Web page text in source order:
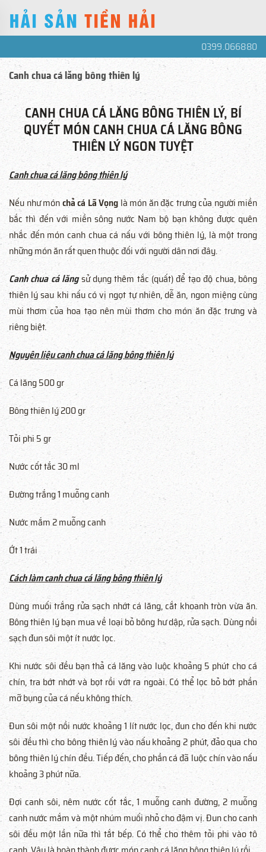
0399.066880
Canh chua cá lăng bông thiên lý
CANH CHUA CÁ LĂNG BÔNG THIÊN LÝ, BÍ
QUYẾT MÓN CANH CHUA CÁ LĂNG BÔNG
THIÊN LÝ NGON TUYỆT
Canh chua cá lăng bông thiên lý
Nếu như mónchả cá Lã Vọng là món ăn đặc trưng của người miền
bắc thì đến với miền sông nước Nam bộ bạn không được quên
nhắc đến món canh chua cá nấu với bông thiên lý, là một trong
những món ăn rất quen thuộc đối với người dân nơi đây.
Canh chua cá lăngsử dụng thêm tắc (quất) để tạo độ chua, bông
thiên lý sau khi nấu có vị ngọt tự nhiên, dễ ăn, ngon miệng cùng
mùi thơm của hoa tạo nên mùi thơm cho món ăn đặc trưng và
riêng biệt.
Nguyên liệu canh chua cá lăng bông thiên lý
Cá lăng 500 gr
Bông thiên lý 200 gr
Tỏi phi 5 gr
Nước cốt tắc 30 ml
Đường trắng 1 muỗng canh
Nước mắm 2 muỗng canh
Ớt 1 trái
Cách làm canh chua cá lăng bông thiên lý
Dùng muối trắng rửa sạch nhớt cá lăng, cắt khoanh tròn vừa ăn.
Bông thiên lý bạn mua về loại bỏ bông hư dập, rửa sạch. Dùng nồi
sạch đun sôi một ít nước lọc.
Khi nước sôi đều bạn thả cá lăng vào luộc khoảng 5 phút cho cá
chín, tra bớt nhớt và bọt rồi vớt ra ngoài. Có thể lọc bỏ bớt phần
mỡ bụng của cá nếu không thích.
Đun sôi một nồi nước khoảng 1 lít nước lọc, đun cho đến khi nước
sôi đều thì cho bông thiên lý vào nấu khoảng 2 phút, đảo qua cho
bông thiên lý chín đều. Tiếp đến, cho phần cá đã luộc chín vào nấu
khoảng 3 phút nữa.
Đợi canh sôi, nêm nước cốt tắc, 1 muỗng canh đường, 2 muỗng
canh nước mắm và một nhúm muối nhỏ cho đậm vị. Đun cho canh
sôi đều một lần nữa thì tắt bếp. Có thể cho thêm tỏi phi vào tô